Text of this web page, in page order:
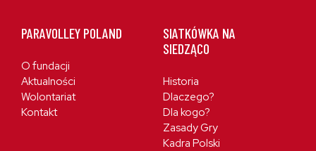
PARAVOLLEY POLAND
O fundacji
Aktualności
Wolontariat
Kontakt
SIATKÓWKA NA
SIEDZĄCO
Historia
Dlaczego?
Dla kogo?
Zasady Gry
Kadra Polski